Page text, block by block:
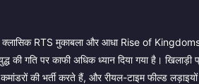
क्लासिक RTS मुकाबला और आधा Rise of
की गति पर काफी अधिक ध्यान दिया गया है।
की भर्ती करते हैं, और रीयल-टाइम फील्ड